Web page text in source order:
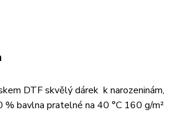
DTF skvělý dárek k narozeninám,
bavlna pratelné na 40 °C 160 g/m²